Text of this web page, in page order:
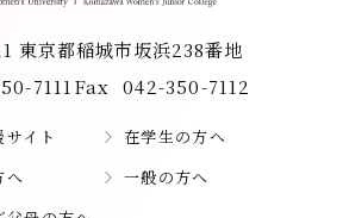
東京都稲城市坂浜238番地
7111 Fax 042-350-7112
イト
在学生の方へ
へ
一般の方へ